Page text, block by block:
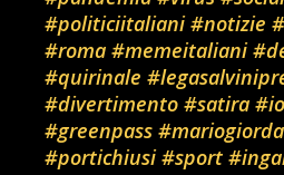
#politiciitaliani #notizie
#roma #memeitaliani
#quirinale
#divertimento #satira
#greenpass
#portichiusi #sport